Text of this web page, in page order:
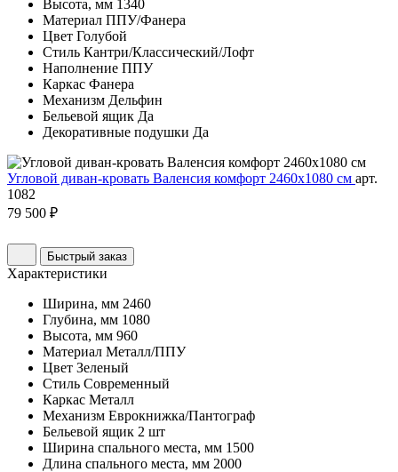
Высота, мм 1340
Материал ППУ/Фанера
Цвет Голубой
Стиль Кантри/Классический/Лофт
Наполнение ППУ
Каркас Фанера
Механизм Дельфин
Бельевой ящик Да
Декоративные подушки Да
Угловой диван-кровать Валенсия комфорт 2460х1080 см арт.
1082
79 500 ₽
Быстрый заказ
Характеристики
Ширина, мм 2460
Глубина, мм 1080
Высота, мм 960
Материал Металл/ППУ
Цвет Зеленый
Стиль Современный
Каркас Металл
Механизм Еврокнижка/Пантограф
Бельевой ящик 2 шт
Ширина спального места, мм 1500
Длина спального места, мм 2000